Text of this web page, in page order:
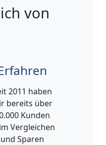
von
2011 haben
bereits über
Kunden
Vergleichen
und Sparen